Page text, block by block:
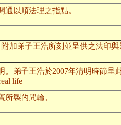
通以順法理之指點。
加弟子王浩所刻並呈供之法印與
弟子王浩於2007年清明時節呈
life
所製的咒輪。